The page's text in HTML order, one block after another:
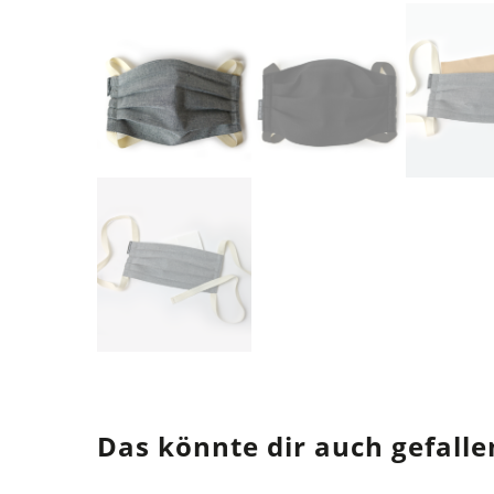
Das könnte dir auch